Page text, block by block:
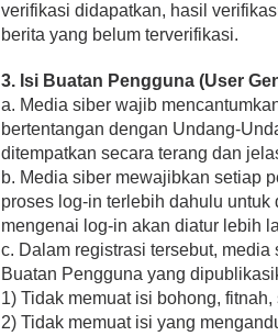
verifikasi didapatkan, hasil
berita yang belum terverifikasi.
3. Isi Buatan Pengguna (User
a. Media siber wajib
bertentangan dengan Undang-
ditempatkan secara terang dan
b. Media siber mewajibkan setiap
proses log-in terlebih dahulu
mengenai log-in akan diatur lebih
c. Dalam registrasi tersebut,
Buatan Pengguna yang
1) Tidak memuat isi bohong,
2) Tidak memuat isi yang